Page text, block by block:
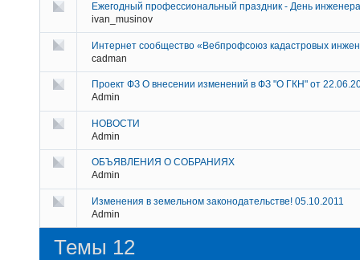
Ежегодный профессиональный праздник - День инженера
ivan_musinov
Интернет сообщество «Вебпрофсоюз кадастровых
cadman
Проект ФЗ О внесении изменений в ФЗ "О ГКН" от
Admin
НОВОСТИ
Admin
ОБЪЯВЛЕНИЯ О СОБРАНИЯХ
Admin
Изменения в земельном законодательстве! 05.10.2011
Admin
Темы 12